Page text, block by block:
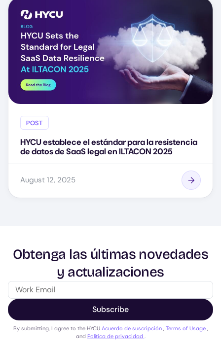
POST
HYCU establece el estándar para la resistencia
de datos de SaaS legal en ILTACON 2025
August 12, 2025
Obtenga las últimas novedades
y actualizaciones
Subscribe
By submitting, I agree to the HYCU Acuerdo de suscripción , Terms of Usage ,
and Política de privacidad .